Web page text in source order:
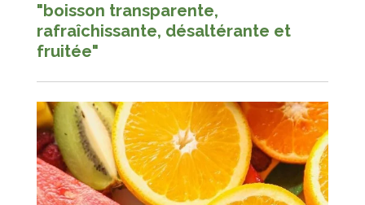
"boisson transparente,
rafraîchissante, désaltérante et
fruitée"